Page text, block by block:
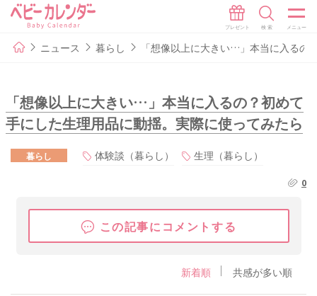
ニュース 暮らし 「想像以上に大きい…」本当に入るの
「想像以上に大きい…」本当に入るの？初めて
手にした生理用品に動揺。実際に使ってみたら
暮らし 体験談（暮らし） 生理（暮らし）
0
この記事にコメントする
新着順 共感が多い順